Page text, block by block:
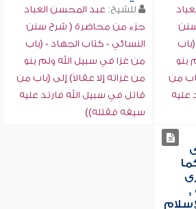
ينو
من
عليه
للشيخ: عبد المحسن العباد
جزء من محاضرة ( شرح سنن
النسائي - كتاب الجهاد - (باب
من غزا في سبيل الله ولم ينو
من غزاته إلا عقالاً) إلى (باب من
قاتل في سبيل الله فارتد عليه
سيفه فقتله))
,